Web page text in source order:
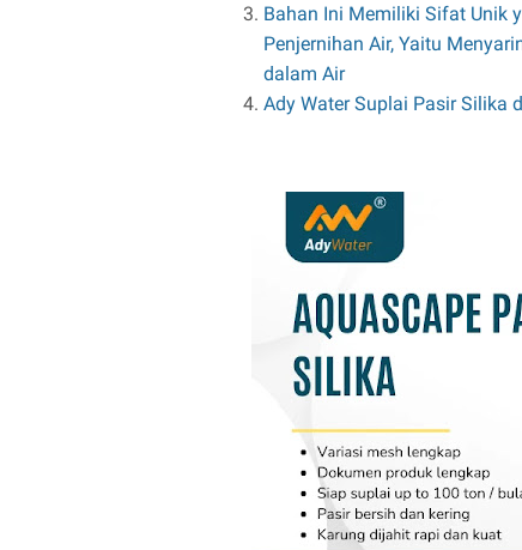
Bahan Ini Memiliki Sifat Unik
Penjernihan Air, Yaitu
dalam Air
Ady Water Suplai Pasir Silika